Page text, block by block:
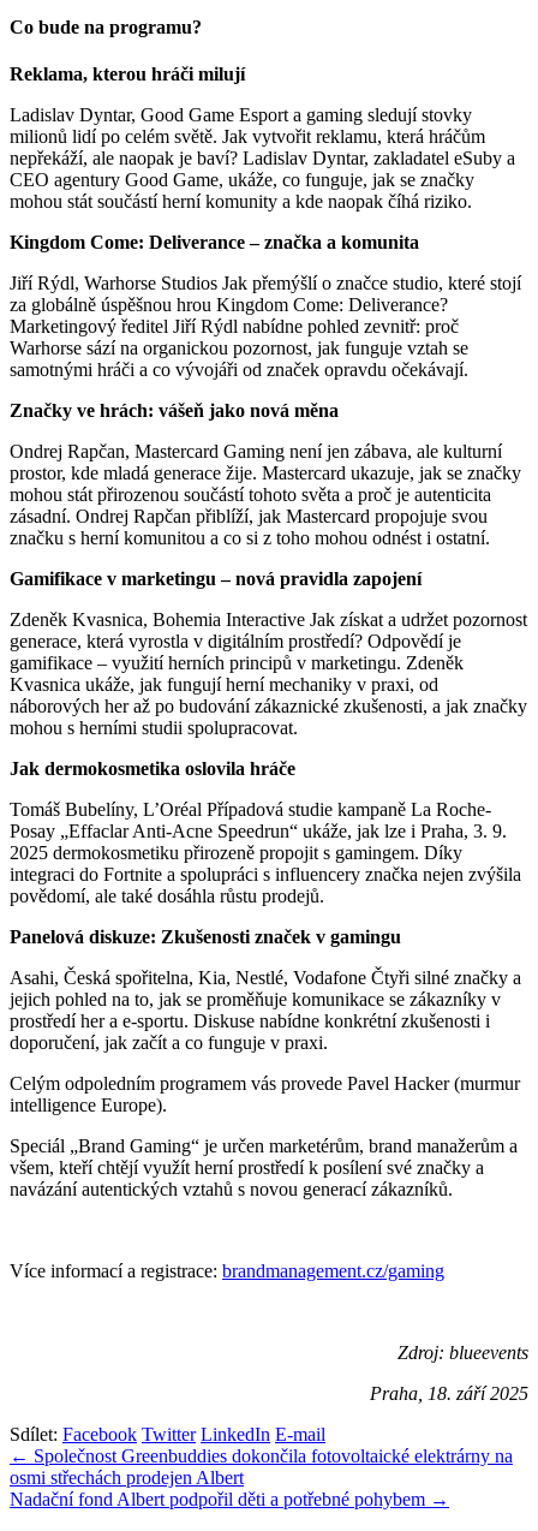
Co bude na programu?
Reklama, kterou hráči milují
Ladislav Dyntar, Good Game Esport a gaming sledují stovky
milionů lidí po celém světě. Jak vytvořit reklamu, která hráčům
nepřekáží, ale naopak je baví? Ladislav Dyntar, zakladatel eSuby a
CEO agentury Good Game, ukáže, co funguje, jak se značky
mohou stát součástí herní komunity a kde naopak číhá riziko.
Kingdom Come: Deliverance – značka a komunita
Jiří Rýdl, Warhorse Studios Jak přemýšlí o značce studio, které stojí
za globálně úspěšnou hrou Kingdom Come: Deliverance?
Marketingový ředitel Jiří Rýdl nabídne pohled zevnitř: proč
Warhorse sází na organickou pozornost, jak funguje vztah se
samotnými hráči a co vývojáři od značek opravdu očekávají.
Značky ve hrách: vášeň jako nová měna
Ondrej Rapčan, Mastercard Gaming není jen zábava, ale kulturní
prostor, kde mladá generace žije. Mastercard ukazuje, jak se značky
mohou stát přirozenou součástí tohoto světa a proč je autenticita
zásadní. Ondrej Rapčan přiblíží, jak Mastercard propojuje svou
značku s herní komunitou a co si z toho mohou odnést i ostatní.
Gamifikace v marketingu – nová pravidla zapojení
Zdeněk Kvasnica, Bohemia Interactive Jak získat a udržet pozornost
generace, která vyrostla v digitálním prostředí? Odpovědí je
gamifikace – využití herních principů v marketingu. Zdeněk
Kvasnica ukáže, jak fungují herní mechaniky v praxi, od
náborových her až po budování zákaznické zkušenosti, a jak značky
mohou s herními studii spolupracovat.
Jak dermokosmetika oslovila hráče
Tomáš Bubelíny, L’Oréal Případová studie kampaně La Roche-
Posay „Effaclar Anti-Acne Speedrun“ ukáže, jak lze i Praha, 3. 9.
2025 dermokosmetiku přirozeně propojit s gamingem. Díky
integraci do Fortnite a spolupráci s influencery značka nejen zvýšila
povědomí, ale také dosáhla růstu prodejů.
Panelová diskuze: Zkušenosti značek v gamingu
Asahi, Česká spořitelna, Kia, Nestlé, Vodafone Čtyři silné značky a
jejich pohled na to, jak se proměňuje komunikace se zákazníky v
prostředí her a e-sportu. Diskuse nabídne konkrétní zkušenosti i
doporučení, jak začít a co funguje v praxi.
Celým odpoledním programem vás provede Pavel Hacker (murmur
intelligence Europe).
Speciál „Brand Gaming“ je určen marketérům, brand manažerům a
všem, kteří chtějí využít herní prostředí k posílení své značky a
navázání autentických vztahů s novou generací zákazníků.
Více informací a registrace: brandmanagement.cz/gaming
Zdroj: blueevents
Praha, 18. září 2025
Sdílet: Facebook Twitter LinkedIn E-mail
Navigace
pro
← Společnost Greenbuddies dokončila fotovoltaické elektrárny na
osmi střechách prodejen Albert
Nadační fond Albert podpořil děti a potřebné pohybem →